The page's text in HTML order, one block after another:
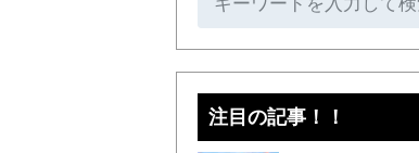
注目の記事！！